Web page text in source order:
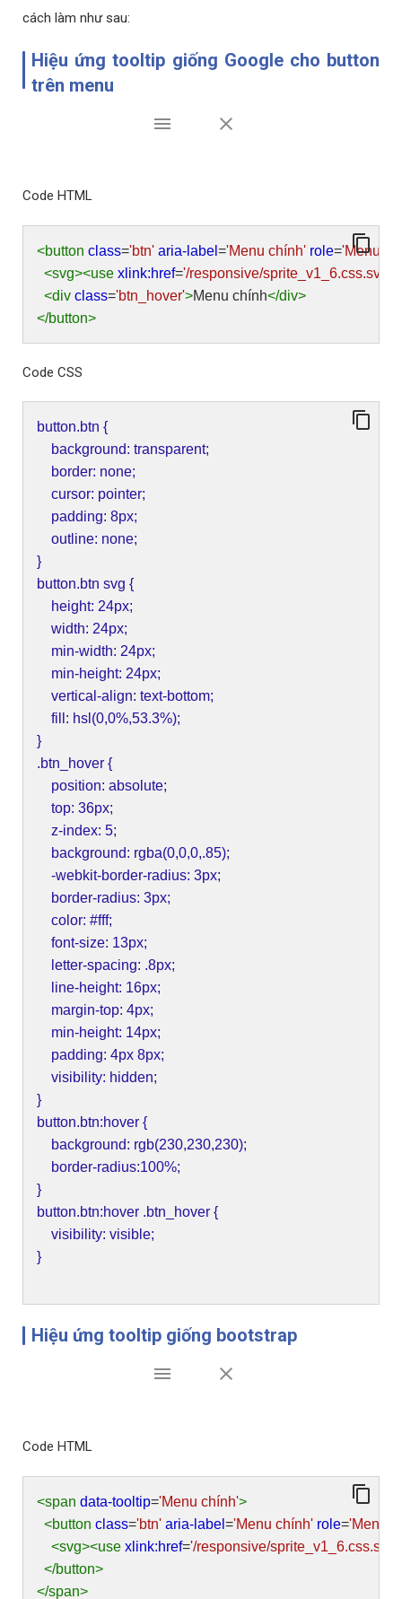
cách làm như sau:
Hiệu ứng tooltip giống Google cho button
trên menu
Code HTML
<button class='btn' aria-label ='Menu chính' role='Menu
<svg><use xlink:href='/responsive/
<div class='btn_hover'>Menu chính</div>
</button>
Code CSS
button.btn {
background: transparent;
border: none;
cursor: pointer;
padding: 8px;
outline: none;
}
button.btn svg {
height: 24px;
width: 24px;
min-width: 24px;
min-height: 24px;
vertical-align: text-bottom;
fill: hsl(0,0%,53.3%);
}
.btn_hover {
position: absolute;
top: 36px;
z-index: 5;
background: rgba(0,0,0,.85);
-webkit-border-radius: 3px;
border-radius: 3px;
color: #fff;
font-size: 13px;
letter-spacing: .8px;
line-height: 16px;
margin-top: 4px;
min-height: 14px;
padding: 4px 8px;
visibility: hidden;
}
button.btn:hover {
background: rgb(230,230,230);
border-radius:100%;
}
button.btn:hover .btn_hover {
visibility: visible;
}
Hiệu ứng tooltip giống bootstrap
Code HTML
<span data-tooltip='Menu chính'>
<button class='btn' aria-label ='Menu chính' role='Menu
<svg><use xlink:href='/responsive/
</button>
</span>